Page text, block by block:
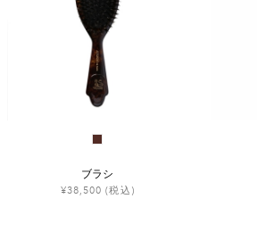
ブラシ
¥38,500 (税込)